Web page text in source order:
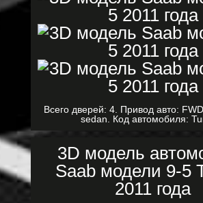
Всего дверей: 4. Привод авто:
sedan. Код автомобиля:
3D модель
Saab модели 9-5
2011 года